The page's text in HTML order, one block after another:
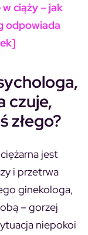
ciąży – jak
odpowiada
czuje,
złego?
jest
i przetrwa
ginekologa,
– gorzej
niepokoi